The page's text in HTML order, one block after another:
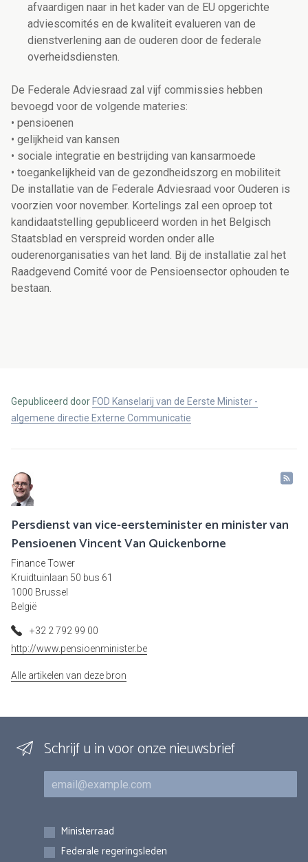
afvaardigen naar in het kader van de EU opgerichte
adviescomités en de kwaliteit evalueren van de
dienstverlening aan de ouderen door de federale
overheidsdiensten.
De Federale Adviesraad zal vijf commissies hebben
bevoegd voor de volgende materies:
• pensioenen
• gelijkheid van kansen
• sociale integratie en bestrijding van kansarmoede
• toegankelijkheid van de gezondheidszorg en mobiliteit
De installatie van de Federale Adviesraad voor Ouderen is
voorzien voor november. Kortelings zal een oproep tot
kandidaatstelling gepubliceerd worden in het Belgisch
Staatsblad en verspreid worden onder alle
ouderenorganisaties van het land. Bij de installatie zal het
Raadgevend Comité voor de Pensioensector ophouden te
bestaan.
Gepubliceerd door FOD Kanselarij van de Eerste Minister -
algemene directie Externe Communicatie
Persdienst van vice-eersteminister en minister van
Pensioenen Vincent Van Quickenborne
Finance Tower
Kruidtuinlaan 50 bus 61
1000 Brussel
België
+32 2 792 99 00
http://www.pensioenminister.be
Alle artikelen van deze bron
Schrijf u in voor onze nieuwsbrief
E-mail
Inschrijvingen
Ministerraad
Federale regeringsleden